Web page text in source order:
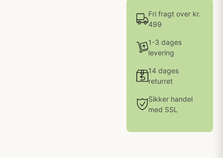
Fri fragt over kr.
499
1-3 dages
levering
14 dages
returret
Sikker handel
med SSL